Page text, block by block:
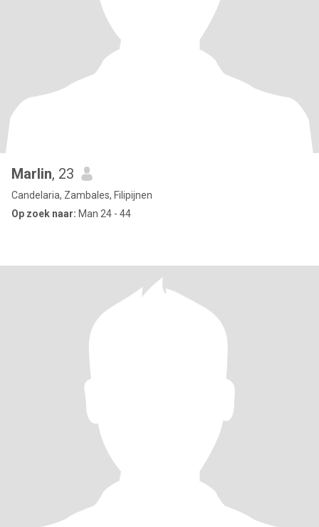
Marlin, 23
Candelaria, Zambales, Filipijnen
Op zoek naar: Man 24 - 44